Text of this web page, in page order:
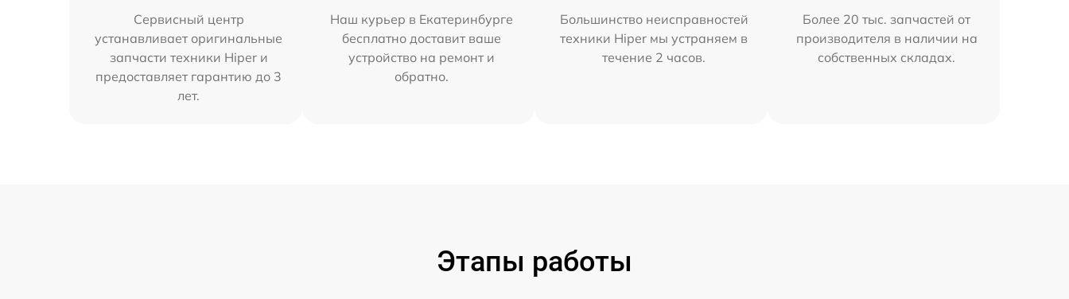
Сервисный центр
устанавливает оригинальные
запчасти техники Hiper и
предоставляет гарантию до 3
лет.
Наш курьер в Екатеринбурге
бесплатно доставит ваше
устройство на ремонт и
обратно.
Большинство неисправностей
техники Hiper мы устраняем в
течение 2 часов.
Более 20 тыс. запчастей от
производителя в наличии на
собственных складах.
Этапы работы